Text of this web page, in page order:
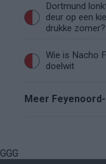
Dortmund
deur op een
drukke zomer?
Wie is Nacho
doelwit
Meer
GGG